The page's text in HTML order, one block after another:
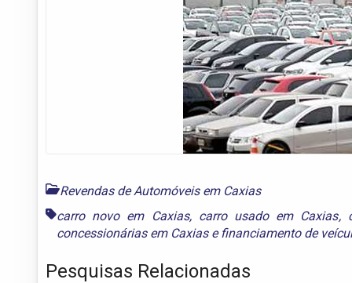
Revendas de Automóveis em Caxias
carro novo em Caxias, carro usado em Caxias,
concessionárias em Caxiase financiamento de
Pesquisas Relacionadas